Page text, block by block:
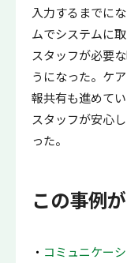
入力するまでに
ムでシステムに
スタッフが必要
うになった。ケ
報共有も進めて
スタッフが安心
った。
この事例
コミュニケー